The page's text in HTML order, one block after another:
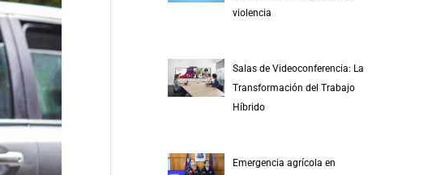
violencia
Salas de Videoconferencia: La
Transformación del Trabajo
Híbrido
Emergencia agrícola en